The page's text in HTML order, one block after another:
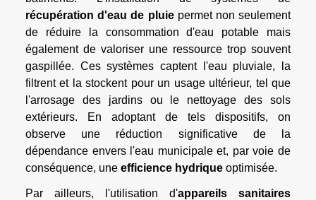
récupération d'eau de pluiepermet non seulement
de réduire la consommation d'eau potable mais
également de valoriser une ressource trop souvent
gaspillée. Ces systèmes captent l'eau pluviale, la
filtrent et la stockent pour un usage ultérieur, tel que
l'arrosage des jardins ou le nettoyage des sols
extérieurs. En adoptant de tels dispositifs, on
observe une réduction significative de la
dépendance envers l'eau municipale et, par voie de
conséquence, une efficience hydrique optimisée.
Par ailleurs, l'utilisation d'appareils sanitaires